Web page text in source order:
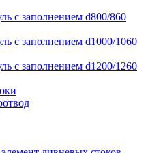
с заполнением d800/860
с заполнением d1000/1060
с заполнением d1200/1260